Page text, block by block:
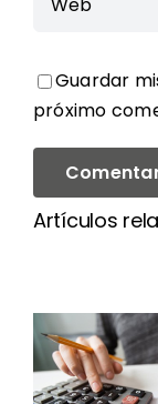
Guardar
próximo
Artículos